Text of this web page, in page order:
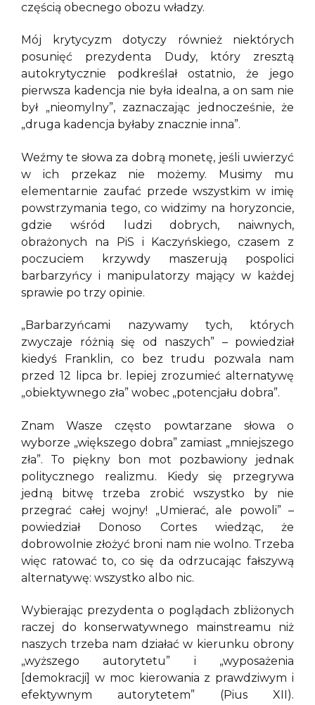
częścią obecnego obozu władzy.
Mój krytycyzm dotyczy również niektórych
posunięć prezydenta Dudy, który zresztą
autokrytycznie podkreślał ostatnio, że jego
pierwsza kadencja nie była idealna, a on sam nie
był „nieomylny”, zaznaczając jednocześnie, że
„druga kadencja byłaby znacznie inna”.
Weźmy te słowa za dobrą monetę, jeśli uwierzyć
w ich przekaz nie możemy. Musimy mu
elementarnie zaufać przede wszystkim w imię
powstrzymania tego, co widzimy na horyzoncie,
gdzie wśród ludzi dobrych, naiwnych,
obrażonych na PiS i Kaczyńskiego, czasem z
poczuciem krzywdy maszerują pospolici
barbarzyńcy i manipulatorzy mający w każdej
sprawie po trzy opinie.
„Barbarzyńcami nazywamy tych, których
zwyczaje różnią się od naszych” – powiedział
kiedyś Franklin, co bez trudu pozwala nam
przed 12 lipca br. lepiej zrozumieć alternatywę
„obiektywnego zła” wobec „potencjału dobra”.
Znam Wasze często powtarzane słowa o
wyborze „większego dobra” zamiast „mniejszego
zła”. To piękny bon mot pozbawiony jednak
politycznego realizmu. Kiedy się przegrywa
jedną bitwę trzeba zrobić wszystko by nie
przegrać całej wojny! „Umierać, ale powoli” –
powiedział Donoso Cortes wiedząc, że
dobrowolnie złożyć broni nam nie wolno. Trzeba
więc ratować to, co się da odrzucając fałszywą
alternatywę: wszystko albo nic.
Wybierając prezydenta o poglądach zbliżonych
raczej do konserwatywnego mainstreamu niż
naszych trzeba nam działać w kierunku obrony
„wyższego autorytetu” i „wyposażenia
[demokracji] w moc kierowania z prawdziwym i
efektywnym autorytetem” (Pius XII).